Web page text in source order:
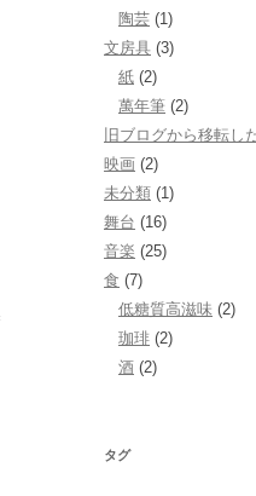
陶芸 (1)
文房具 (3)
紙 (2)
萬年筆 (2)
旧ブログから移転し
映画 (2)
未分類 (1)
舞台 (16)
音楽 (25)
食 (7)
低糖質高滋味 (2)
珈琲 (2)
酒 (2)
タグ